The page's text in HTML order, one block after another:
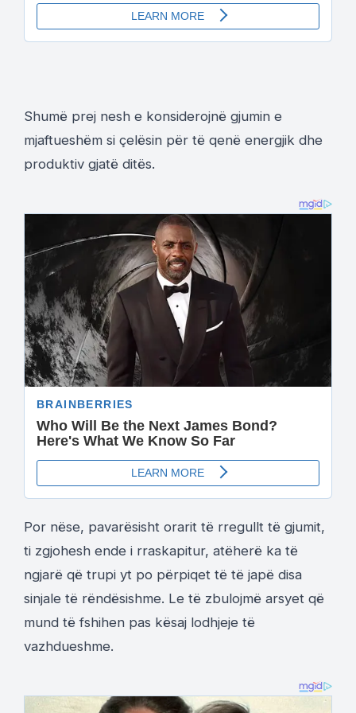
Shumë prej nesh e konsiderojnë gjumin e
mjaftueshëm si çelësin për të qenë energjik dhe
produktiv gjatë ditës.
Por nëse, pavarësisht orarit të rregullt të gjumit,
ti zgjohesh ende i rraskapitur, atëherë ka të
ngjarë që trupi yt po përpiqet të të japë disa
sinjale të rëndësishme. Le të zbulojmë arsyet që
mund të fshihen pas kësaj lodhjeje të
vazhdueshme.